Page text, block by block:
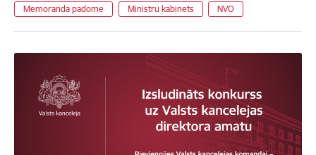
Memoranda padome Ministru kabinets NVO